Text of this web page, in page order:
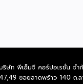
านคร ทั้งนี้โครงการ
อ่อนนุช 86 ดำเนินการขึ้น
นอกห้องเรียน และใช้เป็น
ริษัท พีเอ็มจี คอร์ปอเรชั่น จำ
47,49 ซอยลาดพร้าว 140 ถ.